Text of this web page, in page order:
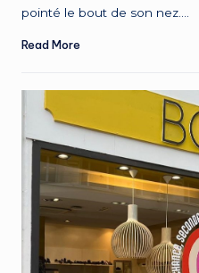
pointé le bout de son nez.…
Read More